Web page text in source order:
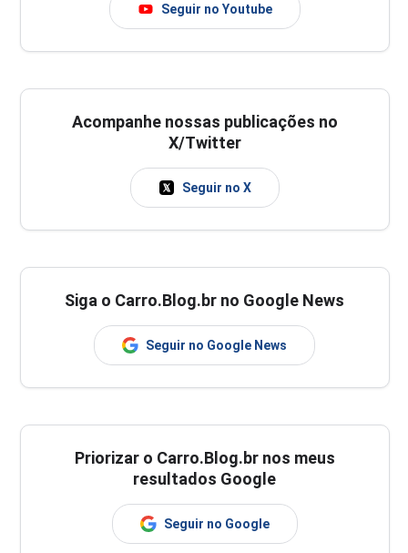
Seguir no Youtube
Acompanhe nossas publicações no
X/Twitter
Seguir no X
Siga o Carro.Blog.br no Google News
Seguir no Google News
Priorizar o Carro.Blog.br nos meus
resultados Google
Seguir no Google